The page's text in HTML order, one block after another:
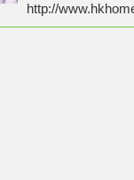
http://